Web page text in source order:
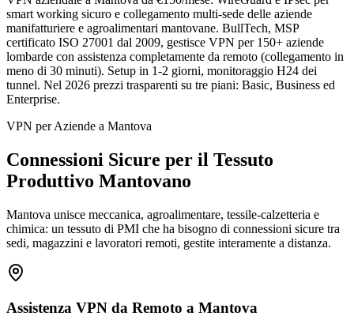
smart working sicuro e collegamento multi-sede delle aziende
manifatturiere e agroalimentari mantovane. BullTech, MSP
certificato ISO 27001 dal 2009, gestisce VPN per 150+ aziende
lombarde con assistenza completamente da remoto (collegamento in
meno di 30 minuti). Setup in 1-2 giorni, monitoraggio H24 dei
tunnel. Nel 2026 prezzi trasparenti su tre piani: Basic, Business ed
Enterprise.
VPN per Aziende a Mantova
Connessioni Sicure per il Tessuto
Produttivo Mantovano
Mantova unisce meccanica, agroalimentare, tessile-calzetteria e
chimica: un tessuto di PMI che ha bisogno di connessioni sicure tra
sedi, magazzini e lavoratori remoti, gestite interamente a distanza.
Assistenza VPN da Remoto a Mantova